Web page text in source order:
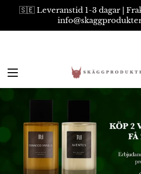
🇸🇪 Leveranstid 1-3 dagar |